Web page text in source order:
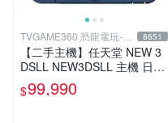
TVGAME360 恐龍電玩-台
中店
8651
【二手主機】任天堂 NEW 3
DSLL NEW3DSLL 主機 日本
機 日文版 金屬藍 附贈充電器
裸裝【台中恐龍電玩】
$99,990